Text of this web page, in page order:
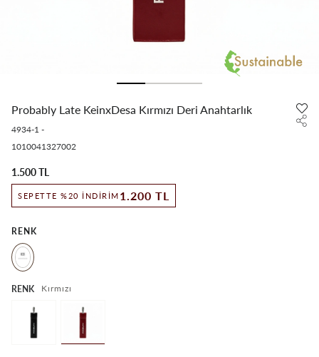
Probably Late KeinxDesa Kırmızı Deri Anahtarlık
4934-1 -
1010041327002
1.500 TL
SEPETTE %20 İNDIRIM 1.200 TL
RENK
RENK Kırmızı